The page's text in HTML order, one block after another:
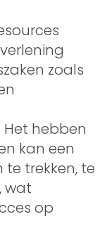
zoals
hebben
kan een
trekken, te
wat
op